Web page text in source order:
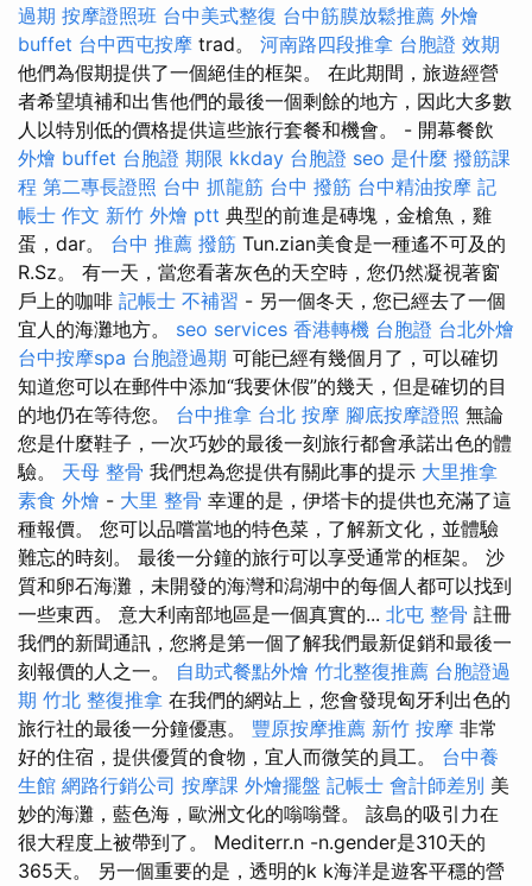
過期 按摩證照班 台中美式整復 台中筋膜放鬆推薦 外燴
buffet 台中西屯按摩 trad。 河南路四段推拿 台胞證 效期
他們為假期提供了一個絕佳的框架。 在此期間，旅遊經營
者希望填補和出售他們的最後一個剩餘的地方，因此大多數
人以特別低的價格提供這些旅行套餐和機會。 - 開幕餐飲
外燴 buffet 台胞證 期限 kkday 台胞證 seo 是什麼 撥筋課
程 第二專長證照 台中 抓龍筋 台中 撥筋 台中精油按摩 記
帳士 作文 新竹 外燴 ptt 典型的前進是磚塊，金槍魚，雞
蛋，dar。 台中 推薦 撥筋 Tun.zian美食是一種遙不可及的
R.Sz。 有一天，當您看著灰色的天空時，您仍然凝視著窗
戶上的咖啡 記帳士 不補習 - 另一個冬天，您已經去了一個
宜人的海灘地方。 seo services 香港轉機 台胞證 台北外燴
台中按摩spa 台胞證過期 可能已經有幾個月了，可以確切
知道您可以在郵件中添加“我要休假”的幾天，但是確切的目
的地仍在等待您。 台中推拿 台北 按摩 腳底按摩證照 無論
您是什麼鞋子，一次巧妙的最後一刻旅行都會承諾出色的體
驗。 天母 整骨 我們想為您提供有關此事的提示 大里推拿
素食 外燴 - 大里 整骨 幸運的是，伊塔卡的提供也充滿了這
種報價。 您可以品嚐當地的特色菜，了解新文化，並體驗
難忘的時刻。 最後一分鐘的旅行可以享受通常的框架。 沙
質和卵石海灘，未開發的海灣和潟湖中的每個人都可以找到
一些東西。 意大利南部地區是一個真實的... 北屯 整骨 註冊
我們的新聞通訊，您將是第一個了解我們最新促銷和最後一
刻報價的人之一。 自助式餐點外燴 竹北整復推薦 台胞證過
期 竹北 整復推拿 在我們的網站上，您會發現匈牙利出色的
旅行社的最後一分鐘優惠。 豐原按摩推薦 新竹 按摩 非常
好的住宿，提供優質的食物，宜人而微笑的員工。 台中養
生館 網路行銷公司 按摩課 外燴擺盤 記帳士 會計師差別 美
妙的海灘，藍色海，歐洲文化的嗡嗡聲。 該島的吸引力在
很大程度上被帶到了。 Mediterr.n -n.gender是310天的
365天。 另一個重要的是，透明的k k海洋是遊客平穩的營